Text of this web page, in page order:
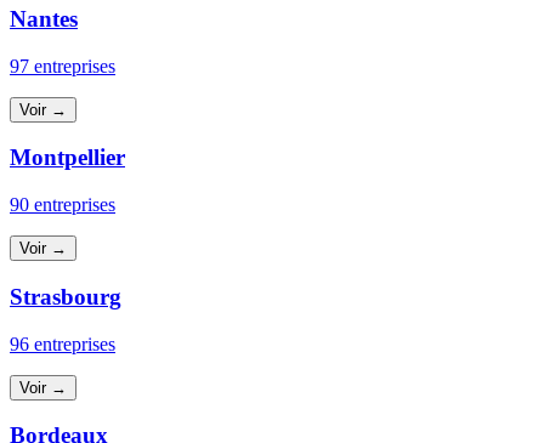
Nantes
97 entreprises
Voir →
Montpellier
90 entreprises
Voir →
Strasbourg
96 entreprises
Voir →
Bordeaux